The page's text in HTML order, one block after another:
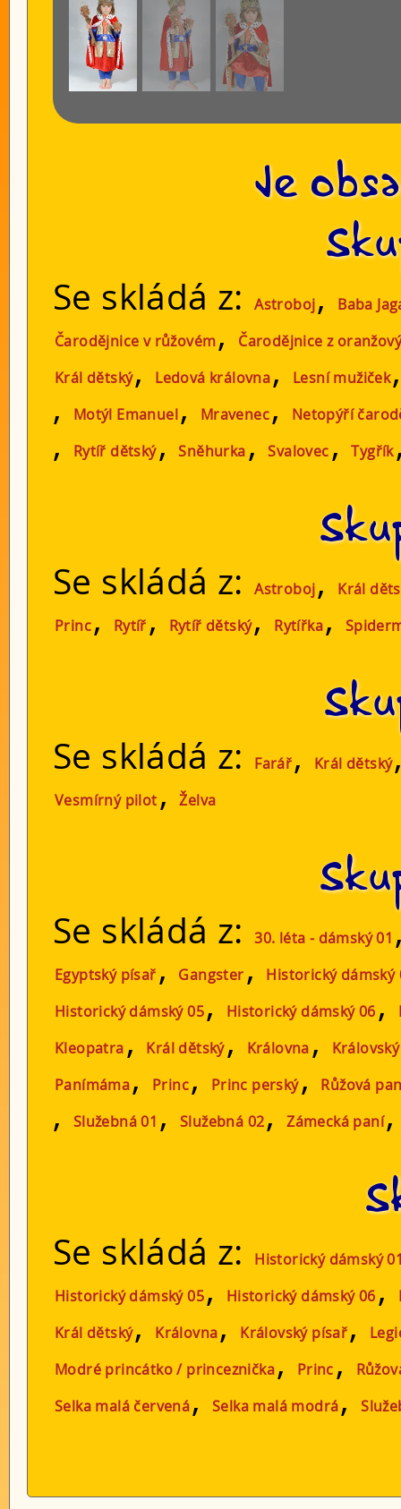
Je
Se skládá z: Astroboj,
Baba
Čarodějnice v růžovém,
Čarodějnice z
Král dětský, Ledová královna, Lesní mužiček
, Motýl Emanuel, Mravenec, Netopýří
, Rytíř dětský, Sněhurka , Svalovec , Tygřík
Se skládá z: Astroboj,
Král
Princ, Rytíř , Rytíř dětský, Rytířka,
Se skládá z: Farář, Král dětský
Vesmírný pilot , Želva
Se skládá z: 30. léta - dámský 01
Egyptský písař , Gangster ,
Historický dámský
Historický dámský 05, Historický dámský 06 ,
Kleopatra , Král dětský, Královna ,
Panímáma, Princ, Princ perský, Růžová
, Služebná 01 , Služebná 02, Zámecká paní
Se skládá z:
Historický dámský
Historický dámský 05, Historický dámský 06 ,
Král dětský, Královna, Královský písař,
Modré princátko / princeznička, Princ ,
Selka malá červená, Selka malá modrá,